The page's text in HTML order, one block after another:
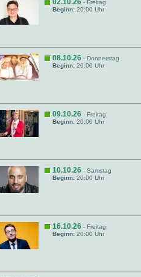
02.10.26 - Freitag
Beginn: 20:00 Uhr
08.10.26 - Donnerstag
Beginn: 20:00 Uhr
09.10.26 - Freitag
Beginn: 20:00 Uhr
10.10.26 - Samstag
Beginn: 20:00 Uhr
16.10.26 - Freitag
Beginn: 20:00 Uhr